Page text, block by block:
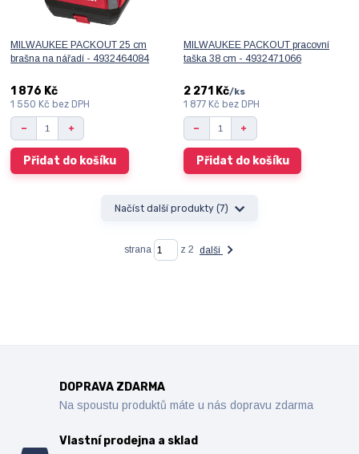
MILWAUKEE PACKOUT 25 cm
brašna na nářadí - 4932464084
1 876 Kč
1 550 Kč bez DPH
Přidat do košíku
MILWAUKEE PACKOUT pracovní
taška 38 cm - 4932471066
2 271 Kč/ks
1 877 Kč bez DPH
Přidat do košíku
Načíst další produkty (7)
strana z 2 další
DOPRAVA ZDARMA
Na spoustu produktů máte u nás dopravu zdarma
Vlastní prodejna a sklad